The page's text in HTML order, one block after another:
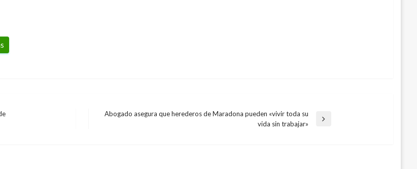
Abogado asegura que herederos de Maradona pueden «vivir toda su
vida sin trabajar»